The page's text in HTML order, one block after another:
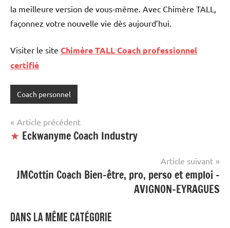
la meilleure version de vous-même. Avec Chimère TALL,
façonnez votre nouvelle vie dès aujourd’hui.
Visiter le site Chimère TALL Coach professionnel
certifié
Coach personnel
Navigation
de
Article précédent
★ Eckwanyme Coach Industry
Article suivant
JMCottin Coach Bien-être, pro, perso et emploi –
AVIGNON-EYRAGUES
Dans la même catégorie